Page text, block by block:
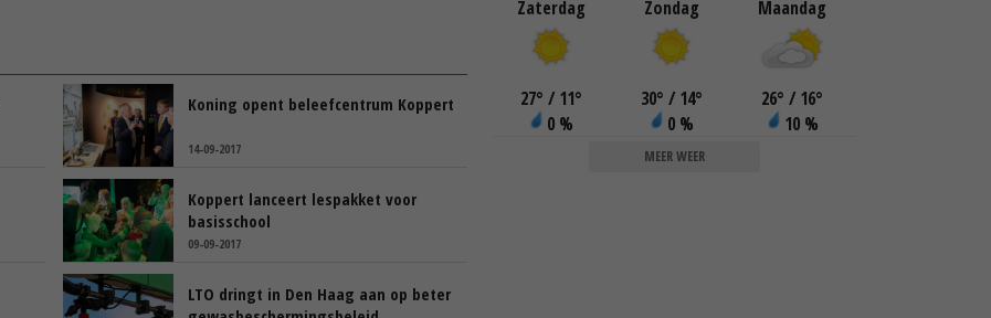
Koning opent beleefcentrum Koppert
14-09-2017
Koppert lanceert lespakket voor
basisschool
09-09-2017
LTO dringt in Den Haag aan op beter
Zaterdag
27° / 11°
0 %
Zondag
30° / 14°
0 %
Maandag
26° / 16°
10 %
MEER WEER